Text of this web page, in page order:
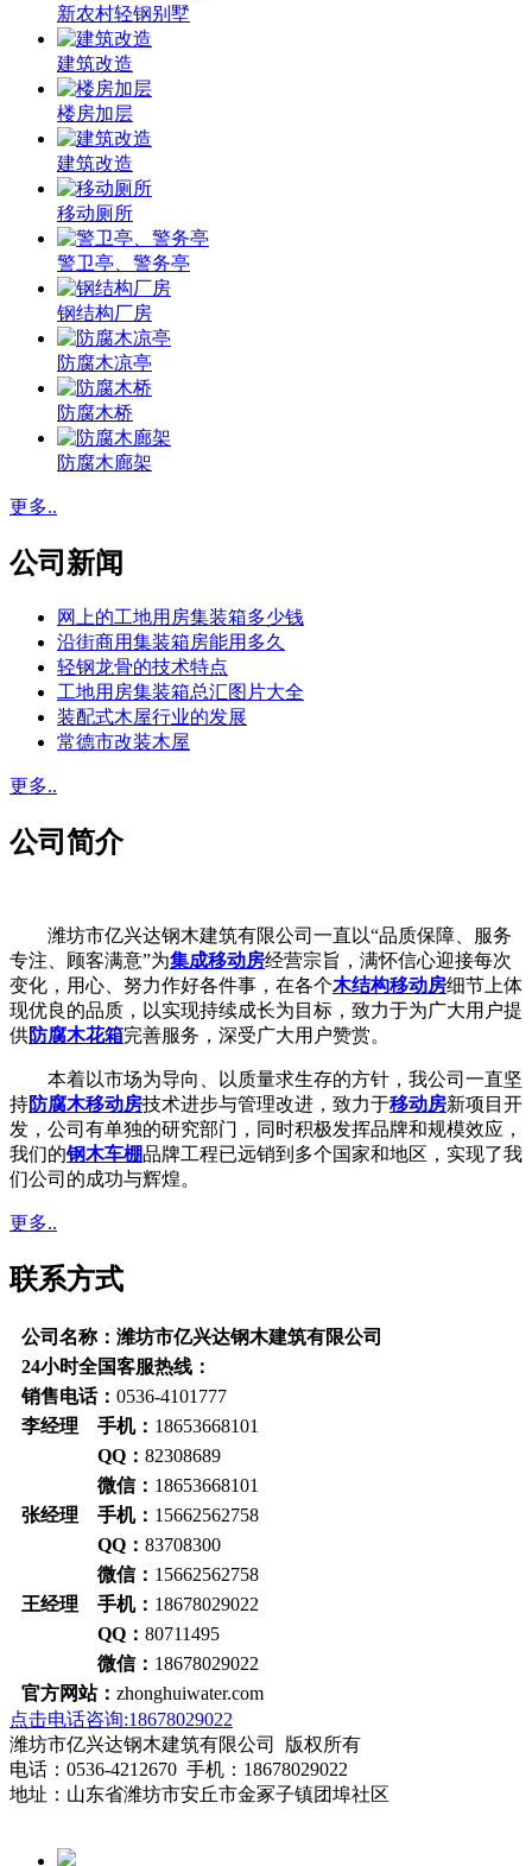
新农村轻钢别墅
建筑改造
楼房加层
建筑改造
移动厕所
警卫亭、警务亭
钢结构厂房
防腐木凉亭
防腐木桥
防腐木廊架
更多..
公司新闻
网上的工地用房集装箱多少钱
沿街商用集装箱房能用多久
轻钢龙骨的技术特点
工地用房集装箱总汇图片大全
装配式木屋行业的发展
常德市改装木屋
更多..
公司简介
潍坊市亿兴达钢木建筑有限公司一直以“品质保障、服务
专注、顾客满意”为集成移动房经营宗旨，满怀信心迎接每次
变化，用心、努力作好各件事，在各个木结构移动房细节上体
现优良的品质，以实现持续成长为目标，致力于为广大用户提
供防腐木花箱完善服务，深受广大用户赞赏。
本着以市场为导向、以质量求生存的方针，我公司一直坚
持防腐木移动房技术进步与管理改进，致力于移动房新项目开
发，公司有单独的研究部门，同时积极发挥品牌和规模效应，
我们的钢木车棚品牌工程已远销到多个国家和地区，实现了我
们公司的成功与辉煌。
更多..
联系方式
公司名称：潍坊市亿兴达钢木建筑有限公司
24小时全国客服热线：
销售电话： 0536-4101777
李经理 手机： 18653668101
QQ： 82308689
微信： 18653668101
张经理 手机： 15662562758
QQ： 83708300
微信： 15662562758
王经理 手机： 18678029022
QQ： 80711495
微信： 18678029022
官方网站： zhonghuiwater.com
点击电话咨询:18678029022
潍坊市亿兴达钢木建筑有限公司 版权所有
电话：0536-4212670 手机：18678029022
地址：山东省潍坊市安丘市金冢子镇团埠社区